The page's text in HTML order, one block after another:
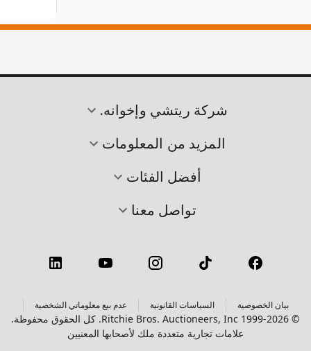
شركة ريتشي وإخوانه.
المزيد من المعلومات
أفضل الفئات
تواصل معنا
بيان الخصوصية السياسات القانونية عدم بيع معلوماتي الشخصية
© 1999-2026 Ritchie Bros. Auctioneers, Inc. كل الحقوق محفوظة.
علامات تجارية متعددة ملك لأصحابها المعنيين